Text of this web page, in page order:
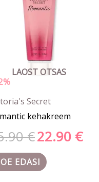
LAOST OTSAS
Secret
kehakreem
€22.90 €
EDASI